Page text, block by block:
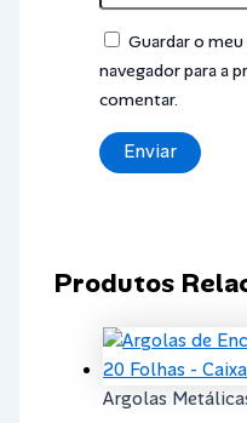
Guardar o
navegador para a
comentar.
Produtos
Argolas